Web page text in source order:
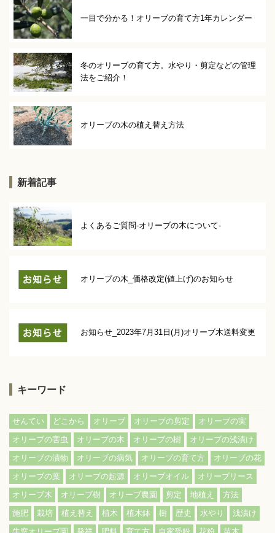
一目で分かる！オリーブの育て方1年カレンダー
冬のオリーブの育て方。水やり・剪定などの管理
法をご紹介！
オリーブの木の植え替え方法
新着記事
よくあるご質問-オリーブの木について-
オリーブの木_価格改定(値上げ)のお知らせ
お知らせ_2023年7月31日(月)オリーブ木送料変更
キーワード
せんてい どこから オリーブ オリーブの剪定
オリーブの実
オリーブの害虫
オリーブの木 オリーブの樹
オリーブの浅漬け
オリーブの漬物
オリーブの病気 オリーブの育て方
オリーブの花
オリーブの葉
オリーブの起源 オリーブオイル
オリーブリース
オリーブ木
オリーブ樹 オリーブ農園 剪定 地植え
方法
施肥
栽培 植え替え 植木 植木鉢 樹 歴史 水やり
浅漬け